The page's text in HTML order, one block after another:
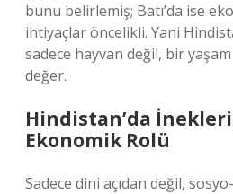
bunu belirlemiş; Batı’da ise
ihtiyaçlar öncelikli. Yani
sadece hayvan değil, bir
değer.
Hindistan’da
Ekonomik Rolü
Sadece dini açıdan değil,